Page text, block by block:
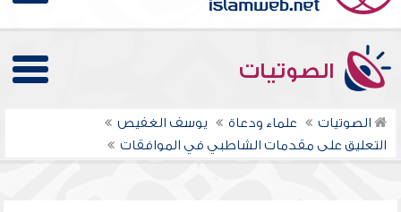
الصوتيات
الصوتيات علماء ودعاة
يوسف الغفيص
التعليق على مقدمات الشاطبي في الموافقات